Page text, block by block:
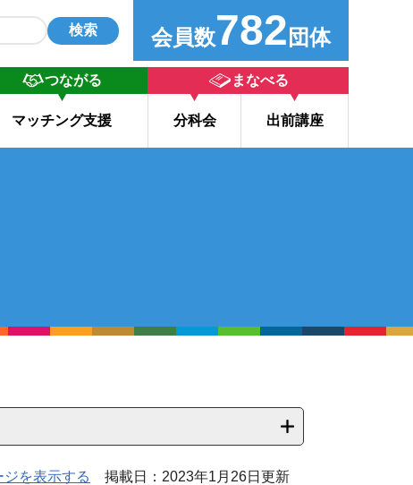
検索 会員数782 団体
つながる
マッチング支援
まなべる
分科会 出前講座
ジを表示する 掲載日：2023年1月26日更新